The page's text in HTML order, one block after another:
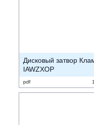
Дисковый затвор
IAWZXOP
pdf